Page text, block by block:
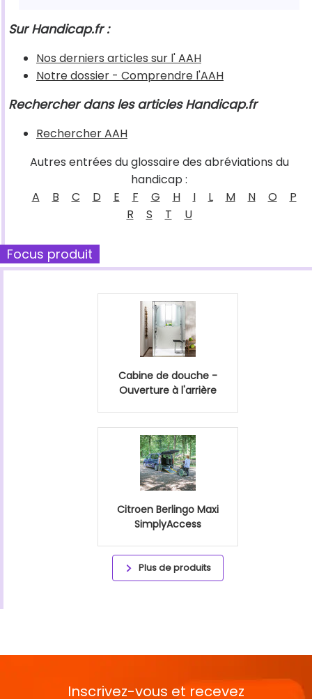
Sur Handicap.fr :
Nos derniers articles sur l' AAH
Notre dossier - Comprendre l'AAH
Rechercher dans les articles Handicap.fr
Rechercher AAH
Autres entrées du glossaire des abréviations du
handicap :
A
B C D E F G H I L M N O
P
R
S T U
Focus produit
Cabine de douche -
Ouverture à l'arrière
Citroen Berlingo Maxi
SimplyAccess
Plus de produits
Inscrivez-vous et recevez